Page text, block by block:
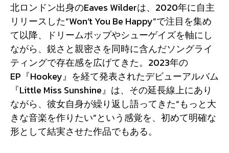
北ロンドン出身のEaves Wilderは、2020年に自主
リリースした“Won’t You Be Happy”で注目を集め
て以降、ドリームポップやシューゲイズを軸にし
ながら、鋭さと親密さを同時に含んだソングライ
ティングで存在感を広げてきた。2023年の
EP『Hookey』を経て発表されたデビューアルバム
『Little Miss Sunshine』は、その延長線上にあり
ながら、彼女自身が繰り返し語ってきた“もっと大
きな音楽を作りたい”という感覚を、初めて明確な
形として結実させた作品でもある。